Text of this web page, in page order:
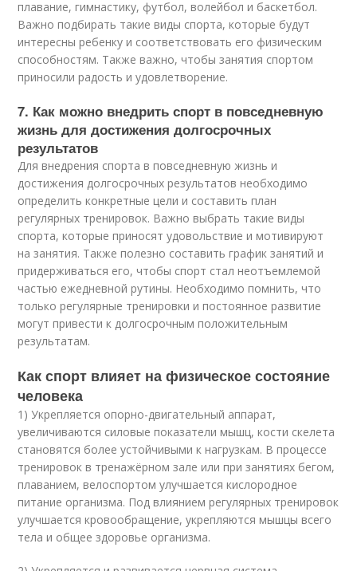
плавание, гимнастику, футбол, волейбол и баскетбол.
Важно подбирать такие виды спорта, которые будут
интересны ребенку и соответствовать его физическим
способностям. Также важно, чтобы занятия спортом
приносили радость и удовлетворение.
7. Как можно внедрить спорт в повседневную
жизнь для достижения долгосрочных
результатов
Для внедрения спорта в повседневную жизнь и
достижения долгосрочных результатов необходимо
определить конкретные цели и составить план
регулярных тренировок. Важно выбрать такие виды
спорта, которые приносят удовольствие и мотивируют
на занятия. Также полезно составить график занятий и
придерживаться его, чтобы спорт стал неотъемлемой
частью ежедневной рутины. Необходимо помнить, что
только регулярные тренировки и постоянное развитие
могут привести к долгосрочным положительным
результатам.
Как спорт влияет на физическое состояние
человека
1) Укрепляется опорно-двигательный аппарат,
увеличиваются силовые показатели мышц, кости скелета
становятся более устойчивыми к нагрузкам. В процессе
тренировок в тренажёрном зале или при занятиях бегом,
плаванием, велоспортом улучшается кислородное
питание организма. Под влиянием регулярных тренировок
улучшается кровообращение, укрепляются мышцы всего
тела и общее здоровье организма.